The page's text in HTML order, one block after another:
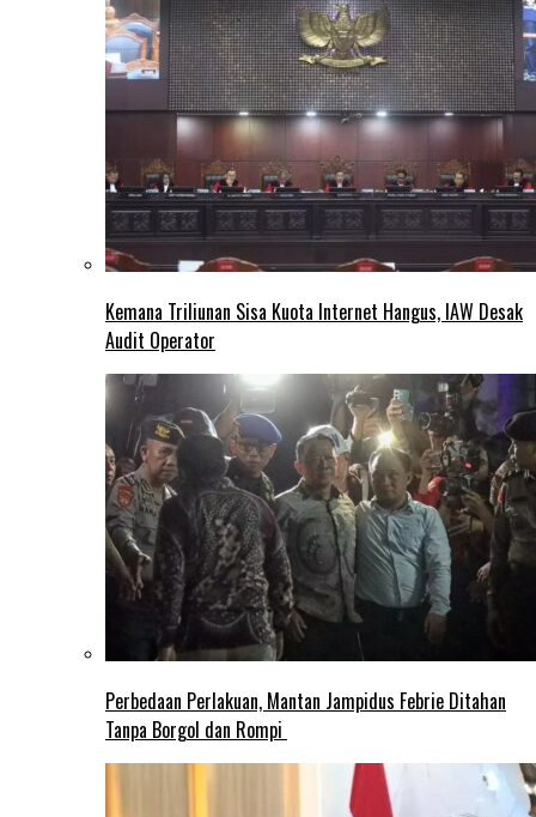
Kemana Triliunan Sisa Kuota Internet Hangus, IAW Desak
Audit Operator
Perbedaan Perlakuan, Mantan Jampidus Febrie Ditahan
Tanpa Borgol dan Rompi